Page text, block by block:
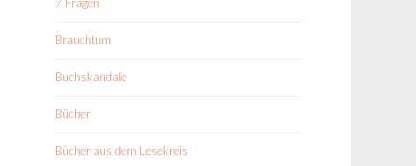
Brauchtum
Buchskandale
Bücher
Bücher aus dem Lesekreis